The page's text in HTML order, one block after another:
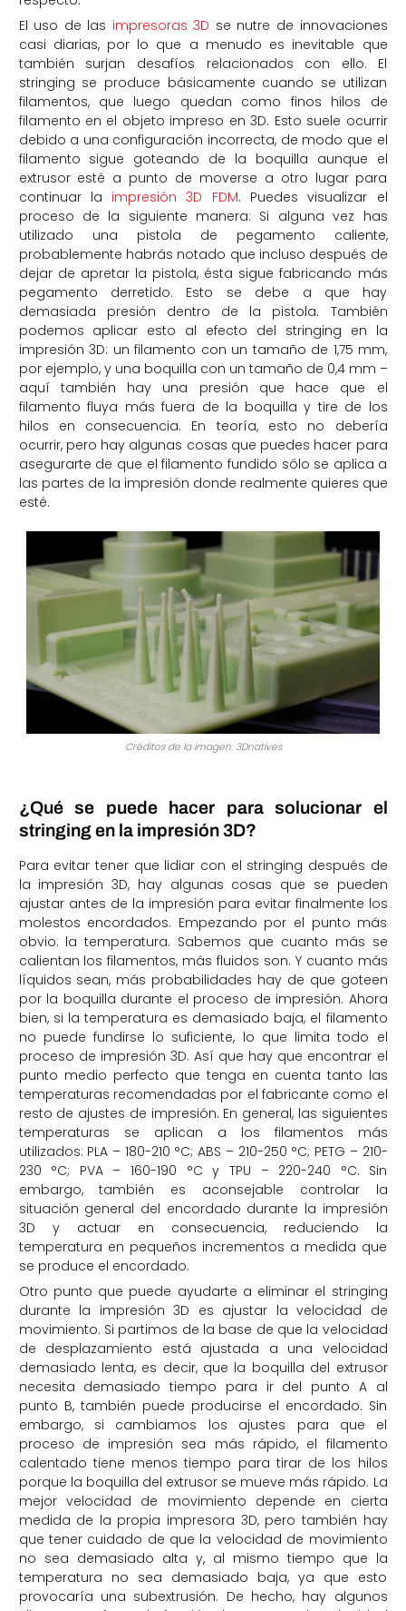
El uso de las impresoras 3D se nutre de innovaciones
casi diarias, por lo que a menudo es inevitable que
también surjan desafíos relacionados con ello. El
stringing se produce básicamente cuando se utilizan
filamentos, que luego quedan como finos hilos de
filamento en el objeto impreso en 3D. Esto suele ocurrir
debido a una configuración incorrecta, de modo que el
filamento sigue goteando de la boquilla aunque el
extrusor esté a punto de moverse a otro lugar para
continuar la impresión 3D FDM. Puedes visualizar el
proceso de la siguiente manera: Si alguna vez has
utilizado una pistola de pegamento caliente,
probablemente habrás notado que incluso después de
dejar de apretar la pistola, ésta sigue fabricando más
pegamento derretido. Esto se debe a que hay
demasiada presión dentro de la pistola. También
podemos aplicar esto al efecto del stringing en la
impresión 3D: un filamento con un tamaño de 1,75 mm,
por ejemplo, y una boquilla con un tamaño de 0,4 mm –
aquí también hay una presión que hace que el
filamento fluya más fuera de la boquilla y tire de los
hilos en consecuencia. En teoría, esto no debería
ocurrir, pero hay algunas cosas que puedes hacer para
asegurarte de que el filamento fundido sólo se aplica a
las partes de la impresión donde realmente quieres que
esté.
Créditos de la imagen: 3Dnatives
¿Qué se puede hacer para solucionar el
stringing en la impresión 3D?
Para evitar tener que lidiar con el stringing después de
la impresión 3D, hay algunas cosas que se pueden
ajustar antes de la impresión para evitar finalmente los
molestos encordados. Empezando por el punto más
obvio: la temperatura. Sabemos que cuanto más se
calientan los filamentos, más fluidos son. Y cuanto más
líquidos sean, más probabilidades hay de que goteen
por la boquilla durante el proceso de impresión. Ahora
bien, si la temperatura es demasiado baja, el filamento
no puede fundirse lo suficiente, lo que limita todo el
proceso de impresión 3D. Así que hay que encontrar el
punto medio perfecto que tenga en cuenta tanto las
temperaturas recomendadas por el fabricante como el
resto de ajustes de impresión. En general, las siguientes
temperaturas se aplican a los filamentos más
utilizados: PLA – 180-210 °C; ABS – 210-250 °C; PETG – 210-
230 °C; PVA – 160-190 °C y TPU – 220-240 °C. Sin
embargo, también es aconsejable controlar la
situación general del encordado durante la impresión
3D y actuar en consecuencia, reduciendo la
temperatura en pequeños incrementos a medida que
se produce el encordado.
Otro punto que puede ayudarte a eliminar el stringing
durante la impresión 3D es ajustar la velocidad de
movimiento. Si partimos de la base de que la velocidad
de desplazamiento está ajustada a una velocidad
demasiado lenta, es decir, que la boquilla del extrusor
necesita demasiado tiempo para ir del punto A al
punto B, también puede producirse el encordado. Sin
embargo, si cambiamos los ajustes para que el
proceso de impresión sea más rápido, el filamento
calentado tiene menos tiempo para tirar de los hilos
porque la boquilla del extrusor se mueve más rápido. La
mejor velocidad de movimiento depende en cierta
medida de la propia impresora 3D, pero también hay
que tener cuidado de que la velocidad de movimiento
no sea demasiado alta y, al mismo tiempo que la
temperatura no sea demasiado baja, ya que esto
provocaría una subextrusión. De hecho, hay algunos